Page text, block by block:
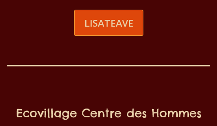
LISATEAVE
Ecovillage Centre des Hommes